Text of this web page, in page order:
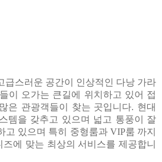
급스러운 공간이 인상적인 다낭 가라
이 오가는 큰길에 위치하고 있어 접
은 관광객들이 찾는 곳입니다. 현대
템을 갖추고 있으며 넓고 통풍이 잘
고 있으며 특히 중형룸과 VIP룸 까지
에 맞는 최상의 서비스를 제공합니